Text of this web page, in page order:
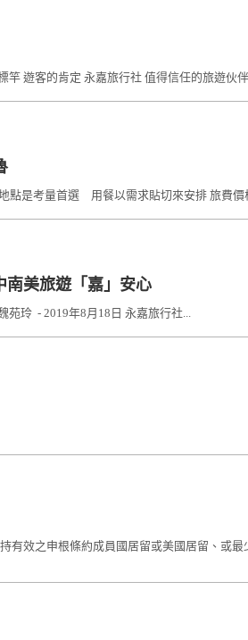
遊客的肯定 永嘉旅行社 值得信任的旅遊伙伴
是考量首選 用餐以需求貼切來安排 旅費價
南美旅遊「嘉」安心
玲 - 2019年8月18日 永嘉旅行社...
效之申根條約成員國居留或美國居留、或